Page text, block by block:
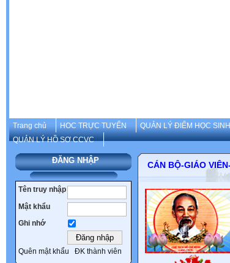
Trang chủ HOC TRỰC TUYẾN QUẢN LÝ ĐIỂM HỌC SINH
QUẢN LÝ HỒ SƠ CCVC
ĐĂNG NHẬP
Tên truy nhập
Mật khẩu
Ghi nhớ
Quên mật khẩu ĐK thành viên
CÁN BỘ-